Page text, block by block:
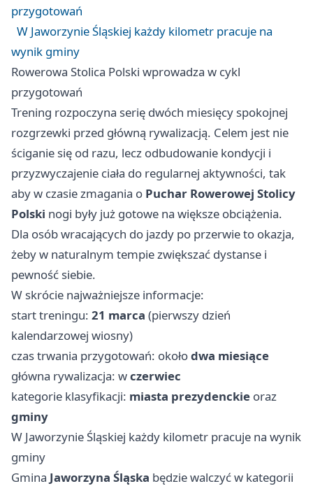
przygotowań
W Jaworzynie Śląskiej każdy kilometr pracuje na
wynik gminy
Rowerowa Stolica Polski wprowadza w cykl
przygotowań
Trening rozpoczyna serię dwóch miesięcy spokojnej
rozgrzewki przed główną rywalizacją. Celem jest nie
ściganie się od razu, lecz odbudowanie kondycji i
przyzwyczajenie ciała do regularnej aktywności, tak
aby w czasie zmagania o Puchar Rowerowej Stolicy
Polski nogi były już gotowe na większe obciążenia.
Dla osób wracających do jazdy po przerwie to okazja,
żeby w naturalnym tempie zwiększać dystanse i
pewność siebie.
W skrócie najważniejsze informacje:
start treningu: 21 marca (pierwszy dzień
kalendarzowej wiosny)
czas trwania przygotowań: okołodwa miesiące
główna rywalizacja: wczerwiec
kategorie klasyfikacji: miasta prezydenckie oraz
gminy
W Jaworzynie Śląskiej każdy kilometr pracuje na wynik
gminy
Gmina Jaworzyna Śląska będzie walczyć w kategorii